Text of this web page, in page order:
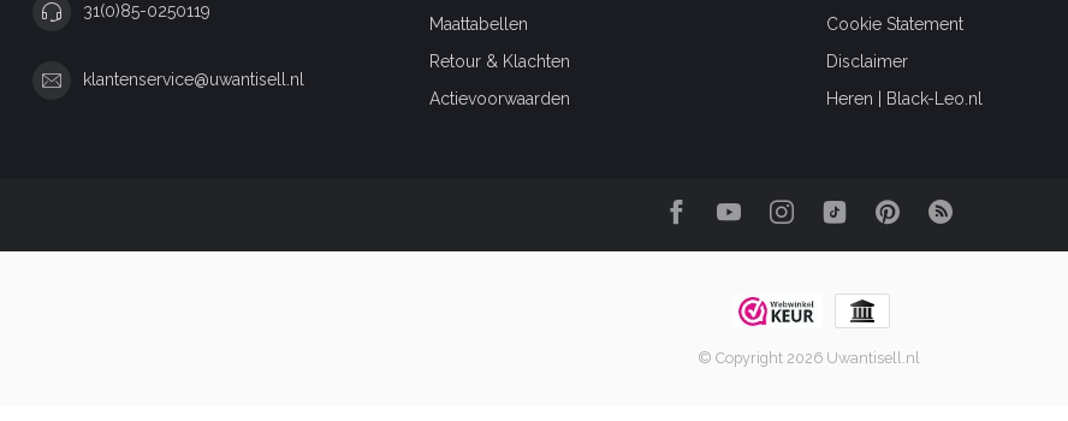
31(0)85-0250119
klantenservice@uwantisell.nl
Maattabellen
Retour & Klachten
Actievoorwaarden
Cookie Statement
Disclaimer
Heren | Black-Leo.nl
© Copyright 2026 Uwantisell.nl